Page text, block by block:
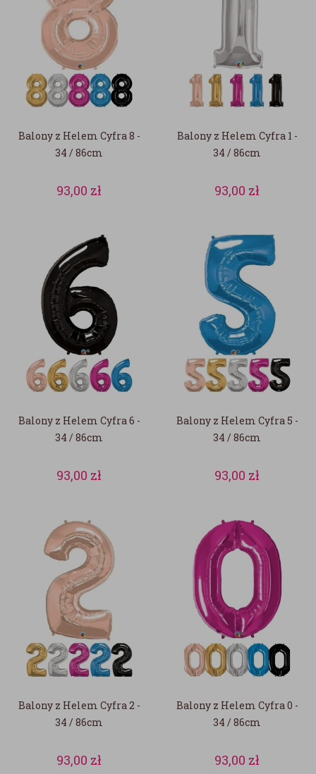
Balony z Helem Cyfra 8 -
34 / 86cm
93,00 zł
Balony z Helem Cyfra 1 -
34 / 86cm
93,00 zł
Balony z Helem Cyfra 6 -
34 / 86cm
93,00 zł
Balony z Helem Cyfra 5 -
34 / 86cm
93,00 zł
Balony z Helem Cyfra 2 -
34 / 86cm
93,00 zł
Balony z Helem Cyfra 0 -
34 / 86cm
93,00 zł